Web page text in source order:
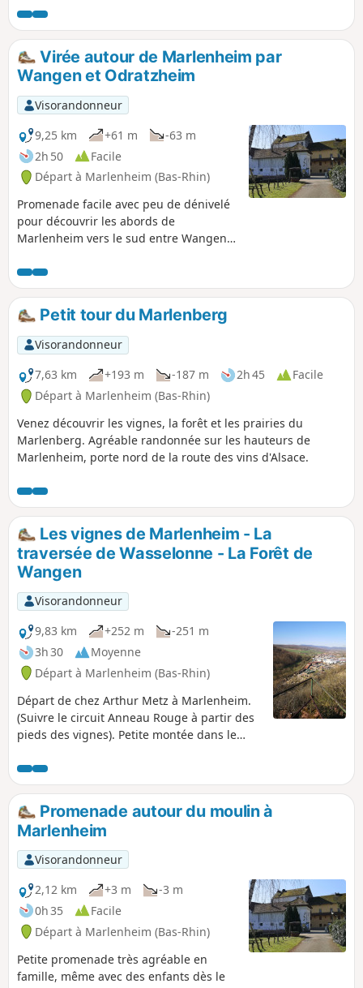
alsacien tout en restant principalement dans
les villages à proximité des caves et, pourquoi
pas, de profiter d'une dégustation improvisée
sur le parcours! Le nom du circuit, "Riewerle",
vient d'un robinet spécial qui permettait de
prélever un échantillon pour goûter le vin.
Virée autour de Marlenheim par
Wangen et Odratzheim
Visorandonneur
9,25 km
+61 m
-63 m
2h 50
Facile
Départ à Marlenheim (Bas-Rhin)
Promenade facile avec peu de dénivelé
pour découvrir les abords de
Marlenheim vers le sud entre Wangen
écurie à Wangen, suivie d'une détour
par les vignes et retour à travers
champs vers le point de départ.
Petit tour du Marlenberg
Visorandonneur
7,63 km
+193 m -187 m 2h 45
Facile
Départ à Marlenheim (Bas-Rhin)
Venez découvrir les vignes, la forêt et les prairies du
Marlenberg. Agréable randonnée sur les hauteurs de
Marlenheim, porte nord de la route des vins d'Alsace.
Les vignes de Marlenheim - La
traversée de Wasselonne - La Forêt de
Wangen
Visorandonneur
9,83 km
+252 m
-251 m
3h 30
Moyenne
Départ à Marlenheim (Bas-Rhin)
Départ de chez Arthur Metz à Marlenheim.
(Suivre le circuit Anneau Rouge à partir des
pieds des vignes). Petite montée dans le
Wasselonne. Traversée de la route nationale
et rejoindre la montée vers la Forêt de
Wangen. Descente dans les vignes vers le
village et retour par la piste cyclable devant
le Domaine Xavier Muller. Beaux paysage sur
les forêts, les vignes et au loin sur
Strasbourg.
Promenade autour du moulin à
Marlenheim
Visorandonneur
2,12 km
+3 m
-3 m
0h 35
Facile
Départ à Marlenheim (Bas-Rhin)
Petite promenade très agréable en
famille, même avec des enfants dès le